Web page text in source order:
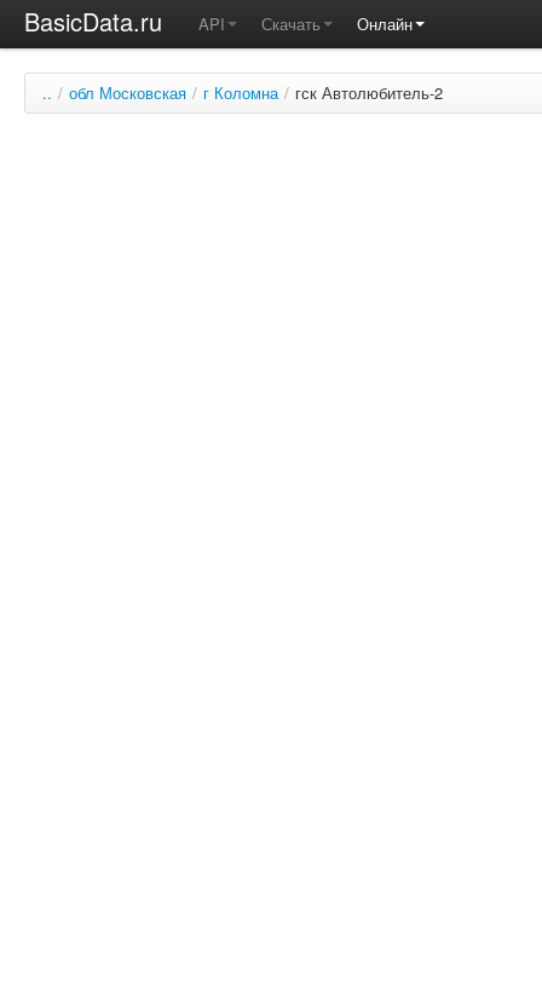
BasicData.ru API Скачать Онлайн
.. / обл Московская / г Коломна / гск Автолюбитель-2